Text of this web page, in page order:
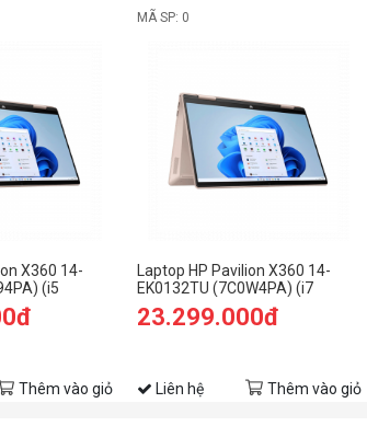
X360 14-
(i5
512GB
Thêm vào giỏ
MÃ SP: 0
Laptop HP Pavilion X360 14-
EK0132TU (7C0W4PA) (i7
1255U/16GB RAM/512GB
SSD/14 FHD Cảm
23.299.000đ
Liên hệ Thêm vào giỏ